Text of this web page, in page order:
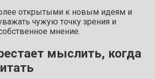
открытыми к новым идеям и
чужую точку зрения и
мнение.
мыслить, когда